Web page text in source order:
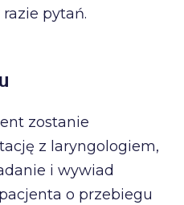
pytań.
zostanie
z laryngologiem,
i wywiad
o przebiegu